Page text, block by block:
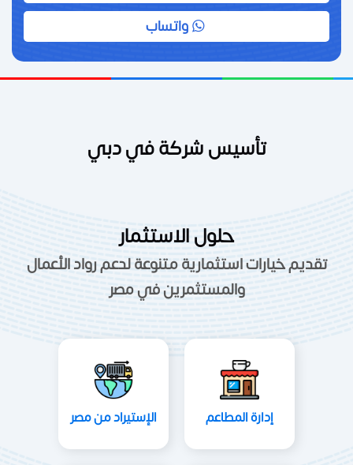
واتساب
تأسيس شركة في دبي
حلول الاستثمار
تقديم خيارات استثمارية متنوعة لدعم رواد الأعمال
والمستثمرين في مصر
إدارة المطاعم الإستيراد من مصر